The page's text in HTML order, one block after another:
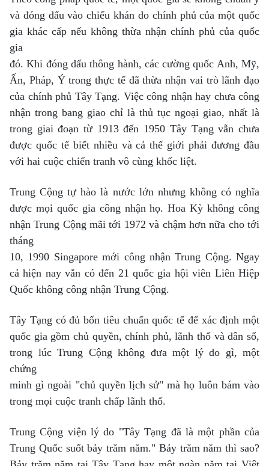
và đóng dấu vào chiếu khán do chính phủ của một quốc
gia khác cấp nếu không thừa nhận chính phủ của quốc
gia
đó. Khi đóng dấu thông hành, các cường quốc Anh, Mỹ,
Ấn, Pháp, Ý trong thực tế đã thừa nhận vai trò lãnh đạo
của chính phủ Tây Tạng. Việc công nhận hay chưa công
nhận trong bang giao chỉ là thủ tục ngoại giao, nhất là
trong giai đoạn từ 1913 đến 1950 Tây Tạng vẫn chưa
được quốc tế biết nhiều và cả thế giới phải đương đầu
với hai cuộc chiến tranh vô cùng khốc liệt.
Trung Cộng tự hào là nước lớn nhưng không có nghĩa
được mọi quốc gia công nhận họ. Hoa Kỳ không công
nhận Trung Cộng mãi tới 1972 và chậm hơn nữa cho tới
tháng
10, 1990 Singapore mới công nhận Trung Cộng. Ngay
cả hiện nay vẫn có đến 21 quốc gia hội viên Liên Hiệp
Quốc không công nhận Trung Cộng.
Tây Tạng có đủ bốn tiêu chuẩn quốc tế để xác định một
quốc gia gồm chủ quyền, chính phủ, lãnh thổ và dân số,
trong lúc Trung Cộng không đưa một lý do gì, một
chứng
minh gì ngoài "chủ quyền lịch sử" mà họ luôn bám vào
trong mọi cuộc tranh chấp lãnh thổ.
Trung Cộng viện lý do "Tây Tạng đã là một phần của
Trung Quốc suốt bảy trăm năm." Bảy trăm năm thì sao?